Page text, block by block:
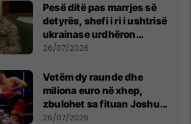
Pesë ditë pas marrjes së
detyrës, shefi i ri i ushtrisë
ukrainase urdhëron
kontroll të madh
26/07/2026
Vetëm dy raunde dhe
miliona euro në xhep,
zbulohet sa fituan Joshua
e Prenga
26/07/2026